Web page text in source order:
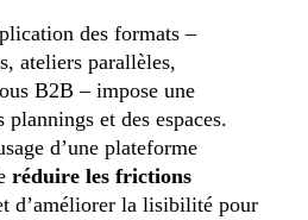
des formats –
ateliers parallèles,
B2B – impose une
et des espaces.
d’une plateforme
réduire les frictions
d’améliorer la lisibilité pour